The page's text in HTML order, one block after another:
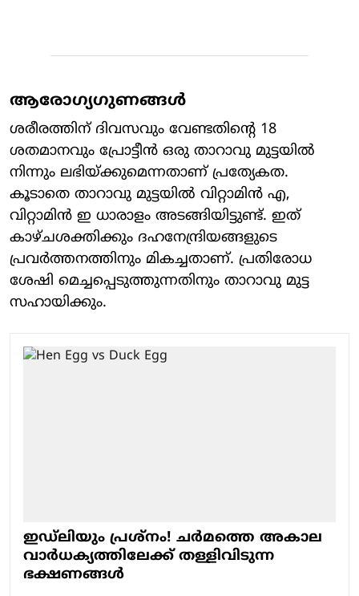
ആരോഗ്യഗുണങ്ങൾ
ശരീരത്തിന് ദിവസവും വേണ്ടതിന്റെ 18
ശതമാനവും പ്രോട്ടീന്‍ ഒരു താറാവു മുട്ടയില്‍
നിന്നും ലഭിയ്ക്കുമെന്നതാണ് പ്രത്യേകത.
കൂടാതെ താറാവു മുട്ടയിൽ വിറ്റാമിൻ എ,
വിറ്റാമിൻ ഇ ധാരാളം അടങ്ങിയിട്ടുണ്ട്. ഇത്
കാഴ്ചശക്തിക്കും ദഹനേന്ദ്രിയങ്ങളുടെ
പ്രവർത്തനത്തിനും മികച്ചതാണ്. പ്രതിരോധ
ശേഷി മെച്ചപ്പെടുത്തുന്നതിനും താറാവു മുട്ട
സഹായിക്കും.
ഇഡ്‌ലിയും പ്രശ്നം! ച‍ർമത്തെ അകാല
വാർധക്യത്തിലേക്ക് തള്ളിവിടുന്ന
ഭക്ഷണങ്ങൾ